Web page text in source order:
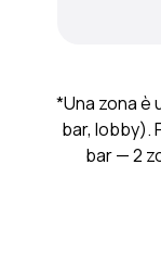
*Una zona è
bar, lobby).
bar — 2